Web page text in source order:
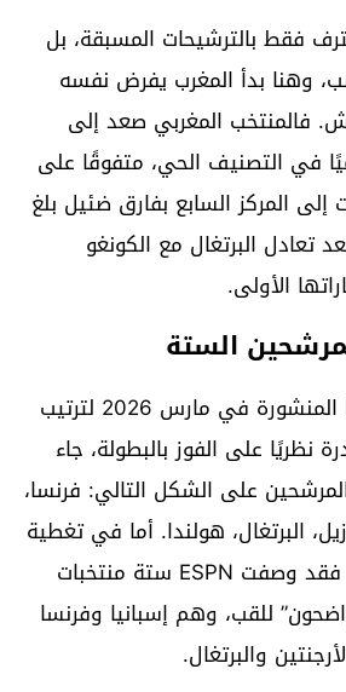
فقط بالترشيحات المسبقة، بل
وهنا بدأ المغرب يفرض نفسه
فالمنتخب المغربي صعد إلى
في التصنيف الحي، متفوقًا على
إلى المركز السابع بفارق ضئيل بلغ
بعد تعادل البرتغال مع الكونغو
الأولى.
بحسب قائمة ESPN المنشورة في مارس 2026 لترتيب
الـ48 القادرة نظريًا على الفوز بالبطولة، جاء
على الشكل التالي: فرنسا،
البرتغال، هولندا. أما في تغطية
لاحقة قبل البطولة، فقد وصفت ESPN ستة منتخبات
للقب، وهم إسبانيا وفرنسا
والبرتغال.